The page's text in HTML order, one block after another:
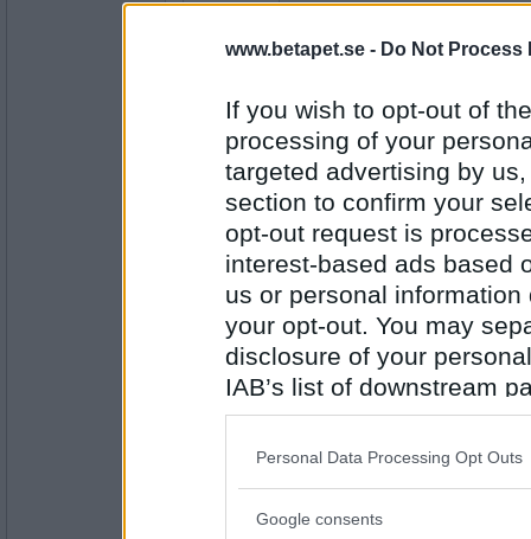
www.betapet.se - Do Not Process
If you wish to opt-out of
processing of your
targeted advertising by
section to confirm your
opt-out request is
interest-based ads based
us or personal
your opt-out. You may
disclosure of your
IAB’s list of downstream
also be disclosed by us
Downstream Participants
Please note that this
Personal Data Processing Opt Outs
Google consents
Antal inlägg: 253
Att det är sån jävla öronbedövande volym
Mormodern49
Antal inlägg:
8354
Retar mig på svordomar
- Ej medlem längre
Stör mig på det